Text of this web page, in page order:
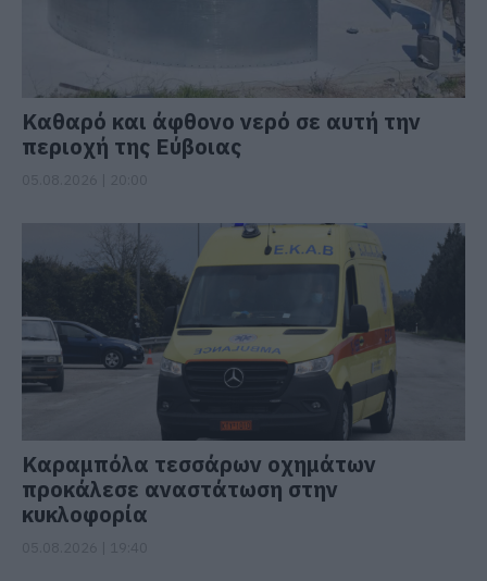
Καθαρό και άφθονο νερό σε αυτή την
περιοχή της Εύβοιας
Καραμπόλα τεσσάρων οχημάτων
προκάλεσε αναστάτωση στην
κυκλοφορία